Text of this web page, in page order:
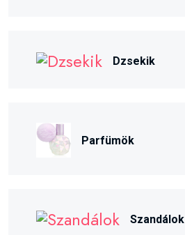
Dzsekik
Parfümök
Szandálok